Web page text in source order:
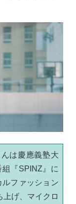
は慶應義塾大
『SPINZ』に
ファッション
げ、マイクロ